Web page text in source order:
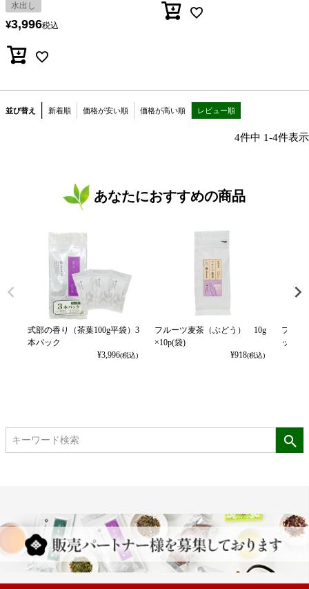
水出し
¥3,996税込
並び替え 新着順 価格が安い順 価格が高い順 レビュー順
4件中 1-4件表示
あなたにおすすめの商品
式部の香り（茶葉100g平袋）3
本パック
¥3,996(税込)
フルーツ麦茶（ぶどう） 10g
×10p(袋)
¥918(税込)
フルー
ット